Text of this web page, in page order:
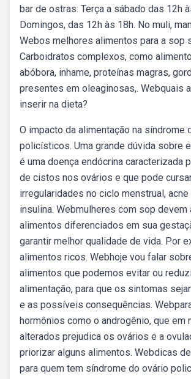
bar de ostras: Terça a sábado das 12h
Domingos, das 12h às 18h. No muli,
Webos melhores alimentos para a sop
Carboidratos complexos, como
abóbora, inhame, proteínas magras,
presentes em oleaginosas,. Webquais
inserir na dieta?
O impacto da alimentação na síndrome
policísticos. Uma grande dúvida sobre
é uma doença endócrina caracterizada
de cistos nos ovários e que pode
irregularidades no ciclo menstrual,
insulina. Webmulheres com sop devem
alimentos diferenciados em sua
garantir melhor qualidade de vida. Por
alimentos ricos. Webhoje vou falar
alimentos que podemos evitar ou
alimentação, para que os sintomas
e as possíveis consequências.
hormônios como o androgênio, que em
alterados prejudica os ovários e a
priorizar alguns alimentos. Webdicas
para quem tem síndrome do ovário